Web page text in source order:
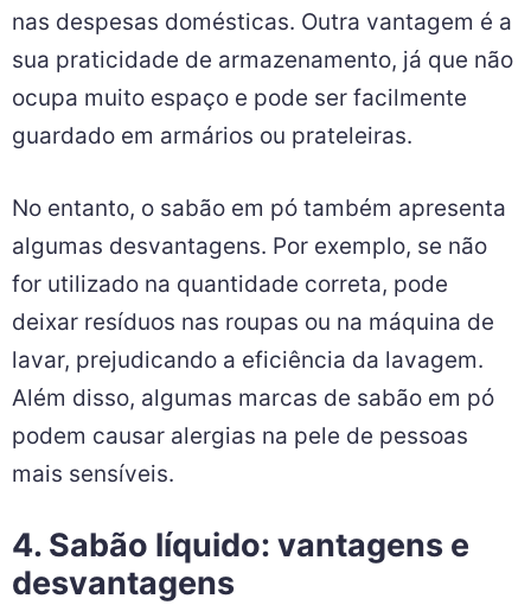
nas despesas domésticas. Outra vantagem é a
sua praticidade de armazenamento, já que não
ocupa muito espaço e pode ser facilmente
guardado em armários ou prateleiras.
No entanto, o sabão em pó também apresenta
algumas desvantagens. Por exemplo, se não
for utilizado na quantidade correta, pode
deixar resíduos nas roupas ou na máquina de
lavar, prejudicando a eficiência da lavagem.
Além disso, algumas marcas de sabão em pó
podem causar alergias na pele de pessoas
mais sensíveis.
4. Sabão líquido: vantagens e
desvantagens